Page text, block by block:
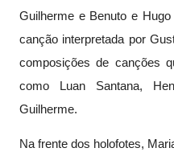
Guilherme e Benuto e Hugo
canção interpretada por
composições de canções
como Luan Santana,
Guilherme.
Na frente dos holofotes,